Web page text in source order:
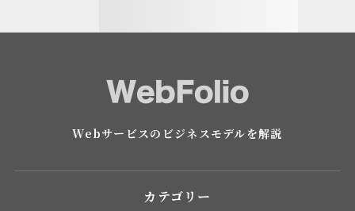
Webサービスのビジネスモデルを解説
カテゴリー